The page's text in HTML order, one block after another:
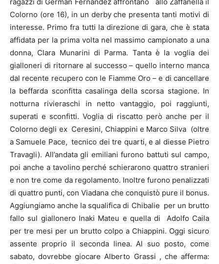
Colorno (ore 16), in un derby che presenta tanti motivi di
interesse. Primo fra tutti la direzione di gara, che è stata
affidata per la prima volta nel massimo campionato a una
donna, Clara Munarini di Parma. Tanta è la voglia dei
gialloneri di ritornare al successo – quello interno manca
dal recente recupero con le Fiamme Oro – e di cancellare
la beffarda sconfitta casalinga della scorsa stagione. In
notturna rivieraschi in netto vantaggio, poi raggiunti,
superati e sconfitti. Voglia di riscatto però anche per il
Colorno degli ex Ceresini, Chiappini e Marco Silva (oltre
a Samuele Pace, tecnico dei tre quarti, e al diesse Pietro
Travagli). All’andata gli emiliani furono battuti sul campo,
poi anche a tavolino perché schierarono quattro stranieri
e non tre come da regolamento. Inoltre furono penalizzati
di quattro punti, con Viadana che conquistò pure il bonus.
Aggiungiamo anche la squalifica di Chibalie per un brutto
fallo sul giallonero Inaki Mateu e quella di Adolfo Caila
per tre mesi per un brutto colpo a Chiappini. Oggi sicuro
assente proprio il seconda linea. Al suo posto, come
sabato, dovrebbe giocare Alberto Grassi , che afferma: